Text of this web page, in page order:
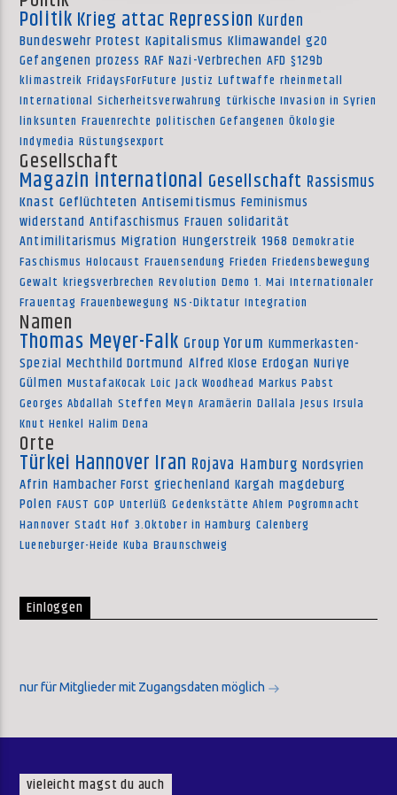
Politik Krieg attac Repression Kurden
Bundeswehr Protest Kapitalismus Klimawandel g20
Gefangenen prozess RAF Nazi-Verbrechen AFD §129b
klimastreik FridaysForFuture Justiz Luftwaffe rheinmetall
International Sicherheitsverwahrung türkische Invasion in Syrien
linksunten Frauenrechte politischen Gefangenen Ökologie
Indymedia Rüstungsexport
Gesellschaft
Magazin international Gesellschaft Rassismus
Knast Geflüchteten Antisemitismus Feminismus
widerstand Antifaschismus Frauen solidarität
Antimilitarismus Migration Hungerstreik 1968 Demokratie
Faschismus Holocaust Frauensendung Frieden Friedensbewegung
Gewalt kriegsverbrechen Revolution Demo 1. Mai Internationaler
Frauentag Frauenbewegung NS-Diktatur Integration
Namen
Thomas Meyer-Falk Group Yorum Kummerkasten-
Spezial Mechthild Dortmund Alfred Klose Erdogan Nuriye
Gülmen MustafaKocak Loic Jack Woodhead Markus Pabst
Georges Abdallah Steffen Meyn Aramäerin Dallala Jesus Irsula
Knut Henkel Halim Dena
Orte
Türkei Hannover Iran Rojava Hamburg Nordsyrien
Afrin Hambacher Forst griechenland Kargah magdeburg
Polen FAUST GOP Unterlüß Gedenkstätte Ahlem Pogromnacht
Hannover Stadt Hof 3.Oktober in Hamburg Calenberg
Lueneburger-Heide Kuba Braunschweig
Einloggen
nur für Mitglieder mit Zugangsdaten möglich
vieleicht magst du auch